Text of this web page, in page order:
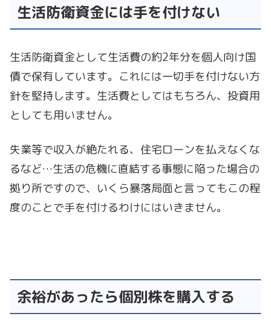
生活防衛資金には手を付けない
生活防衛資金として生活費の約2年分を個人向け国
債で保有しています。これには一切手を付けない方
針を堅持します。生活費としてはもちろん、投資用
としても用いません。
失業等で収入が絶たれる、住宅ローンを払えなくな
るなど…生活の危機に直結する事態に陥った場合の
拠り所ですので、いくら暴落局面と言ってもこの程
度のことで手を付けるわけにはいきません。
余裕があったら個別株を購入する